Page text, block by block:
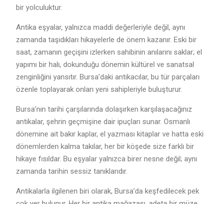
bir yolculuktur.
Antika eşyalar, yalnızca maddi değerleriyle değil, aynı
zamanda taşıdıkları hikayelerle de önem kazanır. Eski bir
saat, zamanın geçişini izlerken sahibinin anılarını saklar; el
yapımı bir halı, dokunduğu dönemin kültürel ve sanatsal
zenginliğini yansıtır. Bursa’daki antikacılar, bu tür parçaları
özenle toplayarak onları yeni sahipleriyle buluşturur.
Bursa’nın tarihi çarşılarında dolaşırken karşılaşacağınız
antikalar, şehrin geçmişine dair ipuçları sunar. Osmanlı
dönemine ait bakır kaplar, el yazması kitaplar ve hatta eski
dönemlerden kalma takılar, her bir köşede size farklı bir
hikaye fısıldar. Bu eşyalar yalnızca birer nesne değil; aynı
zamanda tarihin sessiz tanıklarıdır.
Antikalarla ilgilenen biri olarak, Bursa’da keşfedilecek pek